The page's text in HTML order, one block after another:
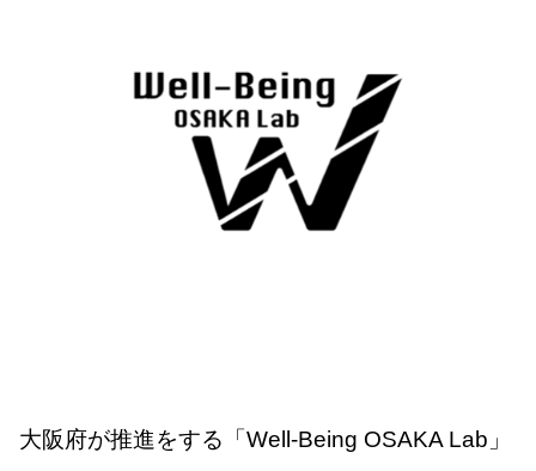
大阪府が推進をする「Well-Being OSAKA Lab」